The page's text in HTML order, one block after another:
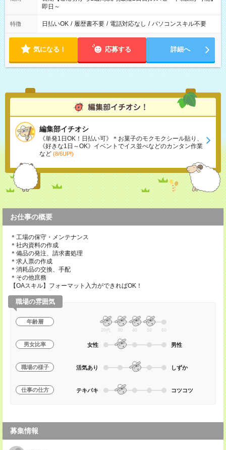
即日～
特徴 日払いOK / 履歴書不要 / 電話対応なし / パソコンスキル不要
気になる！ 応募する 詳細へ
編集部イチオシ
《単発1日OK！日払い可》＊お菓子のモクモクシール貼り、
《好きな1日～OK》イベントでイス並べなどのカンタン作業
など (8/6UP!)
お仕事の概要
＊工場の保守・メンテナンス
＊社内資料の作成
＊備品の発注、請求書処理
＊求人票の作成
＊消耗品の交換、手配
＊その他庶務
【OAスキル】フォーマット入力ができればOK！
職場の雰囲気
年齢層
20代 30 40 50 60
男女比率 女性 男性
職場の様子 活気あり しずか
仕事の仕方 テキパキ コツコツ
募集情報